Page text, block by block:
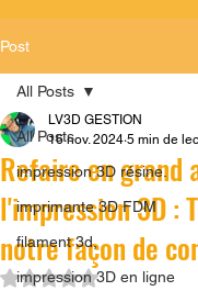
Post
All Posts
impression 3D résine.
imprimante 3D FDM
filament 3d,
impression 3D en ligne
All Posts
Refaire en grand
l'impression 3D :
notre façon de
LV3D GESTION
16 nov. 2024 5 min de
Noté NaN étoiles sur